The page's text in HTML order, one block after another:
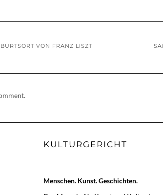
VON FRANZ LISZT
KULTURGERICHT
Menschen. Kunst. Geschichten.